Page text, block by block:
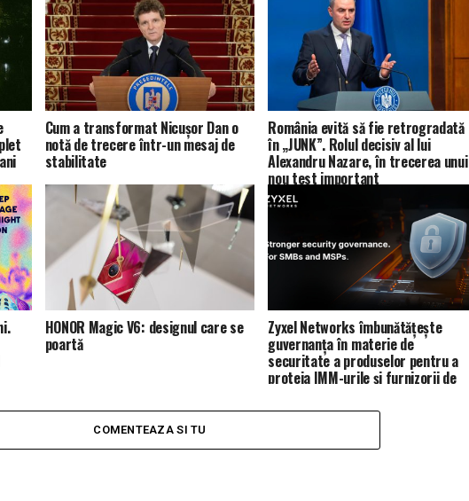
Cum a transformat Nicușor Dan o
notă de trecere într-un mesaj de
stabilitate
România evită să fie retrogradată
în „JUNK”. Rolul decisiv al lui
Alexandru Nazare, în trecerea unui
nou test important
HONOR Magic V6: designul care se
poartă
Zyxel Networks îmbunătățește
guvernanța în materie de
securitate a produselor pentru a
proteja IMM-urile și furnizorii de
COMENTEAZA SI TU